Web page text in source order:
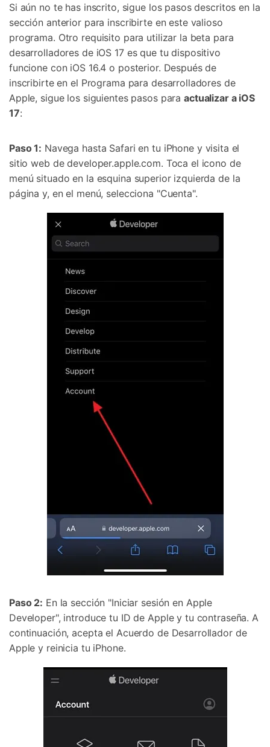
Si aún no te has inscrito, sigue los pasos descritos en la
sección anterior para inscribirte en este valioso
programa. Otro requisito para utilizar la beta para
desarrolladores de iOS 17 es que tu dispositivo
funcione con iOS 16.4 o posterior. Después de
inscribirte en el Programa para desarrolladores de
Apple, sigue los siguientes pasos paraactualizar a iOS
17:
Paso 1: Navega hasta Safari en tu iPhone y visita el
sitio web de developer.apple.com. Toca el icono de
menú situado en la esquina superior izquierda de la
página y, en el menú, selecciona "Cuenta".
Paso 2: En la sección "Iniciar sesión en Apple
Developer", introduce tu ID de Apple y tu contraseña. A
continuación, acepta el Acuerdo de Desarrollador de
Apple y reinicia tu iPhone.